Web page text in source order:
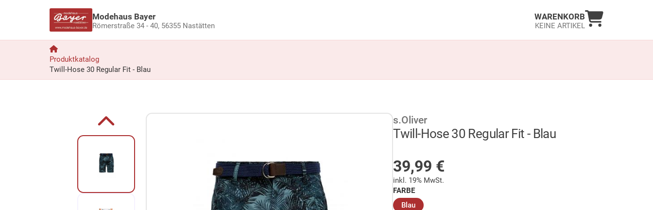
Modehaus Bayer
Römerstraße 34 - 40, 56355 Nastätten
WARENKORB
KEINE ARTIKEL
Warenkorb
Produktkatalog
Twill-Hose 30 Regular Fit - Blau
Zur Produktbeschreibung springen s.Oliver
Twill-Hose 30 Regular Fit - Blau
39,99 €
inkl. 19% MwSt.
FARBE
Blau(ausgewählt)